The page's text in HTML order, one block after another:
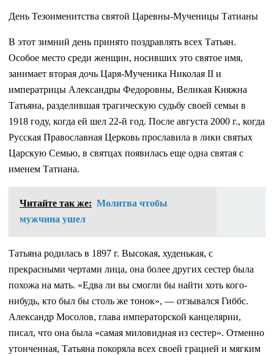
День Тезоименитства святой Царевны-Мученицы Татианы
В этот зимний день принято поздравлять всех Татьян.
Особое место среди женщин, носивших это святое имя,
занимает вторая дочь Царя-Мученика Николая II и
императрицы Александры Федоровны, Великая Княжна
Татьяна, разделившая трагическую судьбу своей семьи в
1918 году, когда ей шел 22-й год. После августа 2000 г., когда
Русская Православная Церковь прославила в лики святых
Царскую Семью, в святцах появилась еще одна святая с
именем Татиана.
Читайте так же: Молитва чтобы
мужчина ушел
Татьяна родилась в 1897 г. Высокая, худенькая, с
прекрасными чертами лица, она более других сестер была
похожа на мать. «Едва ли вы смогли бы найти хоть кого-
нибудь, кто был бы столь же тонок», — отзывался Гиббс.
Александр Мосолов, глава императорской канцелярии,
писал, что она была «самая миловидная из сестер». Отменно
утонченная, Татьяна покоряла всех своей грацией и мягким